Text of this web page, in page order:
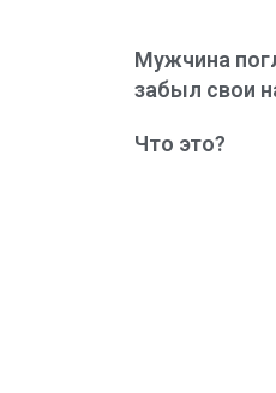
Мужчина
забыл свои
Что это?